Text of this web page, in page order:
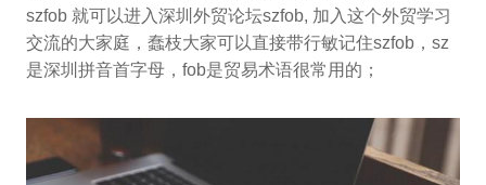
szfob 就可以进入深圳外贸论坛szfob, 加入这个外贸学习
交流的大家庭，蠢枝大家可以直接带行敏记住szfob，sz
是深圳拼音首字母，fob是贸易术语很常用的；